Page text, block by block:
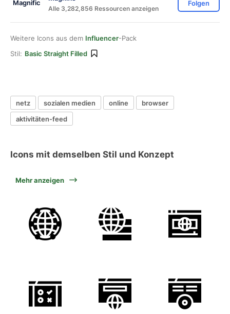
Alle 3,282,856 Ressourcen anzeigen
Folgen
Weitere Icons aus dem Influencer-Pack
Stil: Basic Straight Filled
netz sozialen medien online
browser
aktivitäten-feed
Icons mit demselben Stil und Konzept
Mehr anzeigen